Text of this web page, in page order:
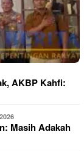
AKBP Kahfi:
Masih Adakah